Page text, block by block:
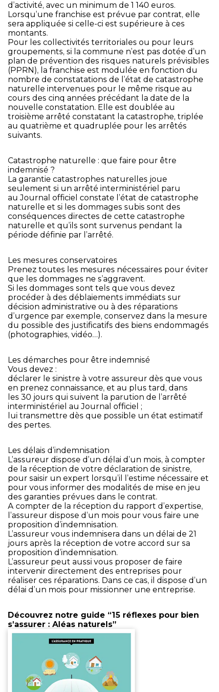
d’activité, avec un minimum de 1 140 euros.
Lorsqu’une franchise est prévue par contrat, elle
sera appliquée si celle-ci est supérieure à ces
montants.
Pour les collectivités territoriales ou pour leurs
groupements, si la commune n’est pas dotée d’un
plan de prévention des risques naturels prévisibles
(PPRN), la franchise est modulée en fonction du
nombre de constatations de l’état de catastrophe
naturelle intervenues pour le même risque au
cours des cinq années précédant la date de la
nouvelle constatation. Elle est doublée au
troisième arrêté constatant la catastrophe, triplée
au quatrième et quadruplée pour les arrêtés
suivants.
Catastrophe naturelle : que faire pour être
indemnisé ?
La garantie catastrophes naturelles joue
seulement si un arrêté interministériel paru
au Journal officiel constate l’état de catastrophe
naturelle et si les dommages subis sont des
conséquences directes de cette catastrophe
naturelle et qu’ils sont survenus pendant la
période définie par l’arrêté.
Les mesures conservatoires
Prenez toutes les mesures nécessaires pour éviter
que les dommages ne s’aggravent.
Si les dommages sont tels que vous devez
procéder à des déblaiements immédiats sur
décision administrative ou à des réparations
d’urgence par exemple, conservez dans la mesure
du possible des justificatifs des biens endommagés
(photographies, vidéo…).
Les démarches pour être indemnisé
Vous devez :
déclarer le sinistre à votre assureur dès que vous
en prenez connaissance, et au plus tard, dans
les 30 jours qui suivent la parution de l’arrêté
interministériel au Journal officiel ;
lui transmettre dès que possible un état estimatif
des pertes.
Les délais d’indemnisation
L’assureur dispose d’un délai d’un mois, à compter
de la réception de votre déclaration de sinistre,
pour saisir un expert lorsqu’il l’estime nécessaire et
pour vous informer des modalités de mise en jeu
des garanties prévues dans le contrat.
A compter de la réception du rapport d’expertise,
l’assureur dispose d’un mois pour vous faire une
proposition d’indemnisation.
L’assureur vous indemnisera dans un délai de 21
jours après la réception de votre accord sur sa
proposition d’indemnisation.
L’assureur peut aussi vous proposer de faire
intervenir directement des entreprises pour
réaliser ces réparations. Dans ce cas, il dispose d’un
délai d’un mois pour missionner une entreprise.
Découvrez notre guide “15 réflexes pour bien
s’assurer : Aléas naturels”